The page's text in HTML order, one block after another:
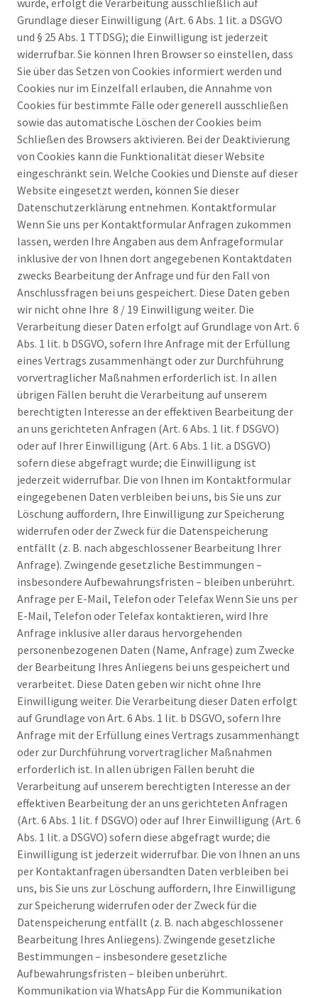
wurde, erfolgt die Verarbeitung ausschließlich auf
Grundlage dieser Einwilligung (Art. 6 Abs. 1 lit. a DSGVO
und § 25 Abs. 1 TTDSG); die Einwilligung ist jederzeit
widerrufbar. Sie können Ihren Browser so einstellen, dass
Sie über das Setzen von Cookies informiert werden und
Cookies nur im Einzelfall erlauben, die Annahme von
Cookies für bestimmte Fälle oder generell ausschließen
sowie das automatische Löschen der Cookies beim
Schließen des Browsers aktivieren. Bei der Deaktivierung
von Cookies kann die Funktionalität dieser Website
eingeschränkt sein. Welche Cookies und Dienste auf dieser
Website eingesetzt werden, können Sie dieser
Datenschutzerklärung entnehmen. Kontaktformular
Wenn Sie uns per Kontaktformular Anfragen zukommen
lassen, werden Ihre Angaben aus dem Anfrageformular
inklusive der von Ihnen dort angegebenen Kontaktdaten
zwecks Bearbeitung der Anfrage und für den Fall von
Anschlussfragen bei uns gespeichert. Diese Daten geben
wir nicht ohne Ihre 8 / 19 Einwilligung weiter. Die
Verarbeitung dieser Daten erfolgt auf Grundlage von Art. 6
Abs. 1 lit. b DSGVO, sofern Ihre Anfrage mit der Erfüllung
eines Vertrags zusammenhängt oder zur Durchführung
vorvertraglicher Maßnahmen erforderlich ist. In allen
übrigen Fällen beruht die Verarbeitung auf unserem
berechtigten Interesse an der effektiven Bearbeitung der
an uns gerichteten Anfragen (Art. 6 Abs. 1 lit. f DSGVO)
oder auf Ihrer Einwilligung (Art. 6 Abs. 1 lit. a DSGVO)
sofern diese abgefragt wurde; die Einwilligung ist
jederzeit widerrufbar. Die von Ihnen im Kontaktformular
eingegebenen Daten verbleiben bei uns, bis Sie uns zur
Löschung auffordern, Ihre Einwilligung zur Speicherung
widerrufen oder der Zweck für die Datenspeicherung
entfällt (z. B. nach abgeschlossener Bearbeitung Ihrer
Anfrage). Zwingende gesetzliche Bestimmungen –
insbesondere Aufbewahrungsfristen – bleiben unberührt.
Anfrage per E-Mail, Telefon oder Telefax Wenn Sie uns per
E-Mail, Telefon oder Telefax kontaktieren, wird Ihre
Anfrage inklusive aller daraus hervorgehenden
personenbezogenen Daten (Name, Anfrage) zum Zwecke
der Bearbeitung Ihres Anliegens bei uns gespeichert und
verarbeitet. Diese Daten geben wir nicht ohne Ihre
Einwilligung weiter. Die Verarbeitung dieser Daten erfolgt
auf Grundlage von Art. 6 Abs. 1 lit. b DSGVO, sofern Ihre
Anfrage mit der Erfüllung eines Vertrags zusammenhängt
oder zur Durchführung vorvertraglicher Maßnahmen
erforderlich ist. In allen übrigen Fällen beruht die
Verarbeitung auf unserem berechtigten Interesse an der
effektiven Bearbeitung der an uns gerichteten Anfragen
(Art. 6 Abs. 1 lit. f DSGVO) oder auf Ihrer Einwilligung (Art. 6
Abs. 1 lit. a DSGVO) sofern diese abgefragt wurde; die
Einwilligung ist jederzeit widerrufbar. Die von Ihnen an uns
per Kontaktanfragen übersandten Daten verbleiben bei
uns, bis Sie uns zur Löschung auffordern, Ihre Einwilligung
zur Speicherung widerrufen oder der Zweck für die
Datenspeicherung entfällt (z. B. nach abgeschlossener
Bearbeitung Ihres Anliegens). Zwingende gesetzliche
Bestimmungen – insbesondere gesetzliche
Aufbewahrungsfristen – bleiben unberührt.
Kommunikation via WhatsApp Für die Kommunikation